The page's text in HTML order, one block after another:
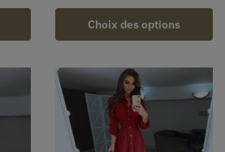
Choix des options